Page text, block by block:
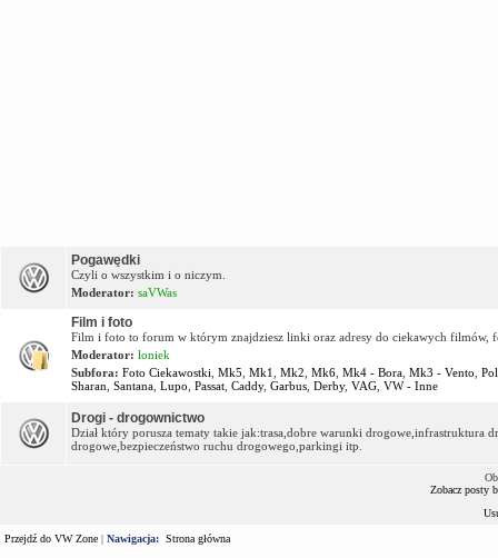
Pogawędki
Czyli o wszystkim i o niczym.
Moderator: saVWas
Film i foto
Film i foto to forum w którym znajdziesz linki oraz adresy do ciekawych filmów,
Moderator: loniek
Subfora: Foto Ciekawostki Mk5 Mk1 Mk2 Mk6 Mk4 - Bora Mk3 - Vento
Sharan Santana Lupo Passat Caddy, Garbus Derby, VAG VW - Inne
Drogi - drogownictwo
Dział który porusza tematy takie jak:trasa,dobre warunki drogowe,infrastruktura
drogowe,bezpieczeństwo ruchu drogowego,parkingi itp.
Zobacz posty
Przejdź do VW Zone | Nawigacja: Strona główna